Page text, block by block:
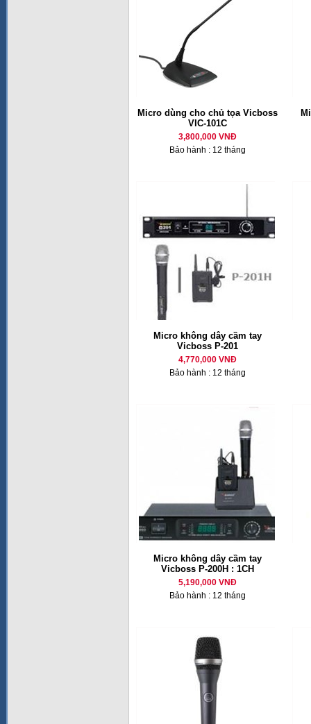
Micro dùng cho chủ tọa Vicboss
VIC-101C
3,800,000 VNĐ
Bảo hành : 12 tháng
Micro không dây cầm tay
Vicboss P-201
4,770,000 VNĐ
Bảo hành : 12 tháng
Micro không dây cầm tay
Vicboss P-200H : 1CH
5,190,000 VNĐ
Bảo hành : 12 tháng